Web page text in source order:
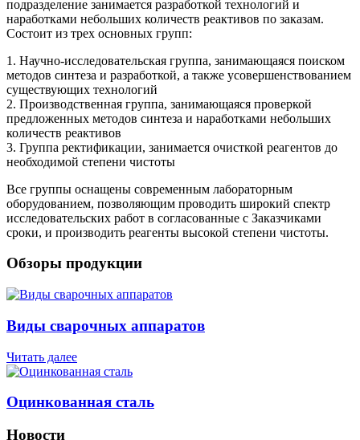
подразделение занимается разработкой технологий и
наработками небольших количеств реактивов по заказам.
Состоит из трех основных групп:
1. Научно-исследовательская группа, занимающаяся поиском
методов синтеза и разработкой, а также усовершенствованием
существующих технологий
2. Производственная группа, занимающаяся проверкой
предложенных методов синтеза и наработками небольших
количеств реактивов
3. Группа ректификации, занимается очисткой реагентов до
необходимой степени чистоты
Все группы оснащены современным лабораторным
оборудованием, позволяющим проводить широкий спектр
исследовательских работ в согласованные с Заказчиками
сроки, и производить реагенты высокой степени чистоты.
Обзоры продукции
Виды сварочных аппаратов
Читать далее
Оцинкованная сталь
Новости